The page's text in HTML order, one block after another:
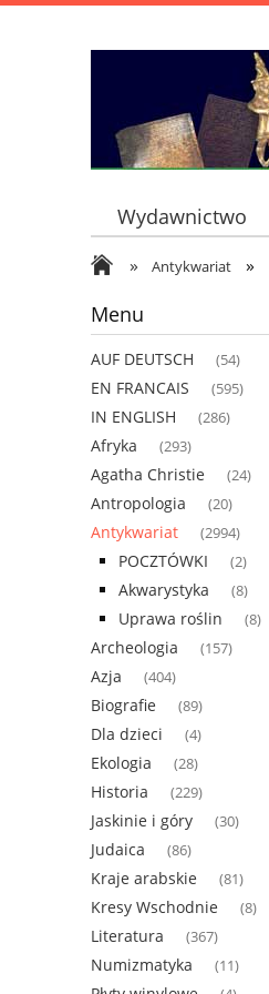
Wydawnictwo
» Antykwariat »
Menu
AUF DEUTSCH (54)
EN FRANCAIS (595)
IN ENGLISH (286)
Afryka (293)
Agatha Christie (24)
Antropologia (20)
Antykwariat (2994)
POCZTÓWKI (2)
Akwarystyka (8)
Uprawa roślin (8)
Archeologia (157)
Azja (404)
Biografie (89)
Dla dzieci (4)
Ekologia (28)
Historia (229)
Jaskinie i góry (30)
Judaica (86)
Kraje arabskie (81)
Kresy Wschodnie (8)
Literatura (367)
Numizmatyka (11)